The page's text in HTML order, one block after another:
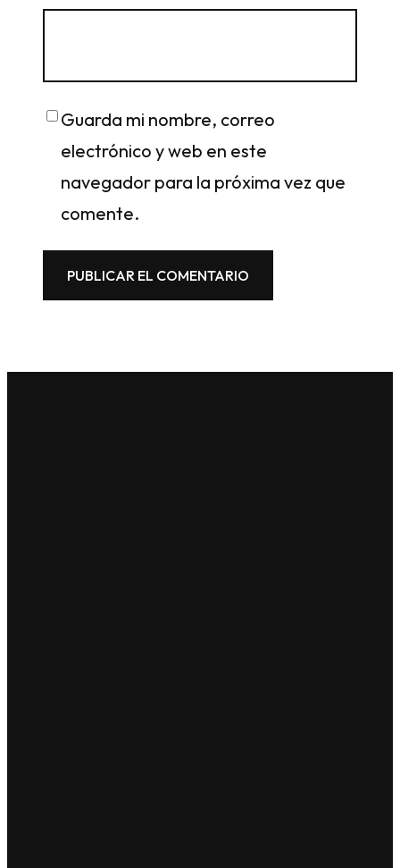
Guarda mi nombre, correo
electrónico y web en este
navegador para la próxima vez que
comente.